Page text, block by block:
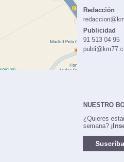
Redacción
Publicidad
91 513 04 95
NUESTRO
¿Quieres
semana?